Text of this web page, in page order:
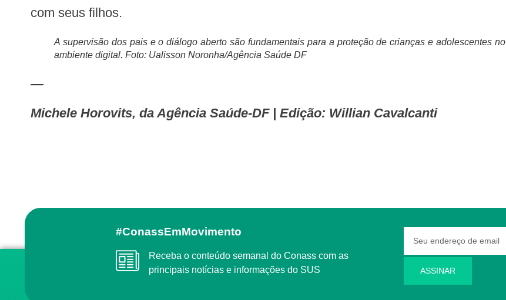
com seus filhos.
A supervisão dos pais e o diálogo aberto são fundamentais para a proteção de crianças e adolescentes no
ambiente digital. Foto: Ualisson Noronha/Agência Saúde DF
—
Michele Horovits, da Agência Saúde-DF | Edição: Willian Cavalcanti
#ConassEmMovimento
Receba o conteúdo semanal do Conass com as
principais notícias e informações do SUS
ASSINAR